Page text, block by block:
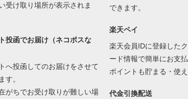
受け取り場所が表示されま
投函でお届け（ネコポスな
へ投函してのお届けをさせて
す。
がちでお受け取りが難しい場
できます。
楽天ペイ
楽天会員IDに登録した
ード情報で簡単にお支払
ポイントも貯まる・使え
代金引換配送